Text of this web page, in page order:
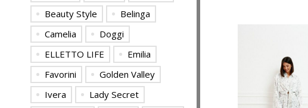
Beauty Style
Belinga
Camelia
Doggi
ELLETTO LIFE
Emilia
Favorini
Golden Valley
Ivera
Lady Secret